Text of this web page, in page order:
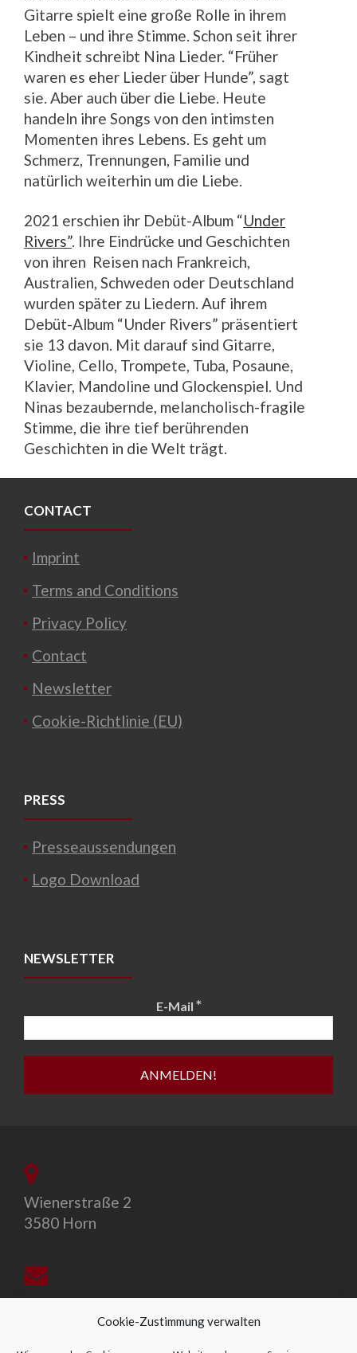
Cookie-Zustimmung verwalten
Gitarre spielt eine große Rolle in ihrem
Leben – und ihre Stimme. Schon seit ihrer
Kindheit schreibt Nina Lieder. “Früher
waren es eher Lieder über Hunde”, sagt
sie. Aber auch über die Liebe. Heute
handeln ihre Songs von den intimsten
Momenten ihres Lebens. Es geht um
Schmerz, Trennungen, Familie und
natürlich weiterhin um die Liebe.
2021 erschien ihr Debüt-Album “Under
Rivers”. Ihre Eindrücke und Geschichten
von ihren Reisen nach Frankreich,
Australien, Schweden oder Deutschland
wurden später zu Liedern. Auf ihrem
Debüt-Album “Under Rivers” präsentiert
sie 13 davon. Mit darauf sind Gitarre,
Violine, Cello, Trompete, Tuba, Posaune,
Klavier, Mandoline und Glockenspiel. Und
Ninas bezaubernde, melancholisch-fragile
Stimme, die ihre tief berührenden
Geschichten in die Welt trägt.
CONTACT
Imprint
Terms and Conditions
Privacy Policy
Contact
Newsletter
Cookie-Richtlinie (EU)
PRESS
Presseaussendungen
Logo Download
NEWSLETTER
E-Mail *
Wienerstraße 2
3580 Horn
office@allegro-vivo.at